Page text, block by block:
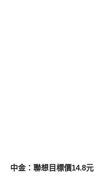
中金：聯想目標價14.8元